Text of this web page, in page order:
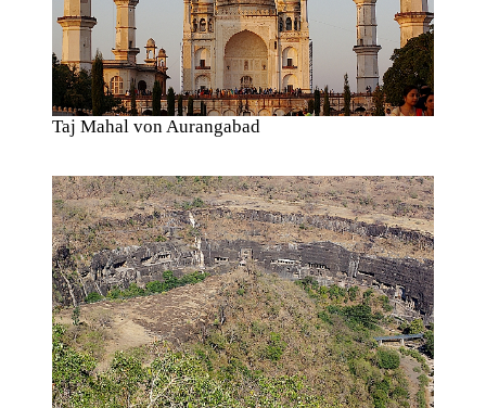
Taj Mahal von Aurangabad